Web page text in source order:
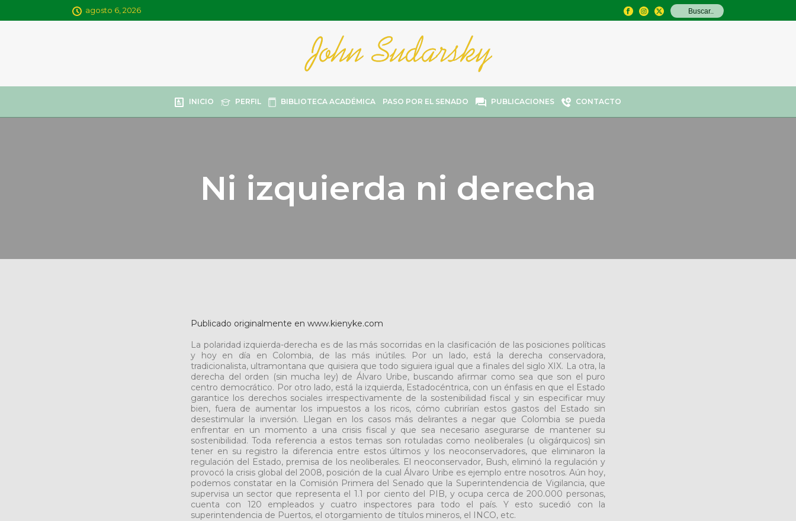
agosto 6, 2026
INICIO PERFIL BIBLIOTECA ACADÉMICA PASO POR EL SENADO PUBLICACIONES CONTACTO
Ni izquierda ni derecha
Publicado originalmente en www.kienyke.com
La polaridad izquierda-derecha es de las más socorridas en la clasificación de las posiciones políticas
y hoy en día en Colombia, de las más inútiles. Por un lado, está la derecha conservadora,
tradicionalista, ultramontana que quisiera que todo siguiera igual que a finales del siglo XIX. La otra, la
derecha del orden (sin mucha ley) de Álvaro Uribe, buscando afirmar como sea que son el puro
centro democrático. Por otro lado, está la izquierda, Estadocéntrica, con un énfasis en que el Estado
garantice los derechos sociales irrespectivamente de la sostenibilidad fiscal y sin especificar muy
bien, fuera de aumentar los impuestos a los ricos, cómo cubrirían estos gastos del Estado sin
desestimular la inversión. Llegan en los casos más delirantes a negar que Colombia se pueda
enfrentar en un momento a una crisis fiscal y que sea necesario asegurarse de mantener su
sostenibilidad. Toda referencia a estos temas son rotuladas como neoliberales (u oligárquicos) sin
tener en su registro la diferencia entre estos últimos y los neoconservadores, que eliminaron la
regulación del Estado, premisa de los neoliberales. El neoconservador, Bush, eliminó la regulación y
provocó la crisis global del 2008, posición de la cual Álvaro Uribe es ejemplo entre nosotros. Aún hoy,
podemos constatar en la Comisión Primera del Senado que la Superintendencia de Vigilancia, que
supervisa un sector que representa el 1.1 por ciento del PIB, y ocupa cerca de 200.000 personas,
cuenta con 120 empleados y cuatro inspectores para todo el país. Y esto sucedió con la
superintendencia de Puertos, el otorgamiento de títulos mineros, el INCO, etc.